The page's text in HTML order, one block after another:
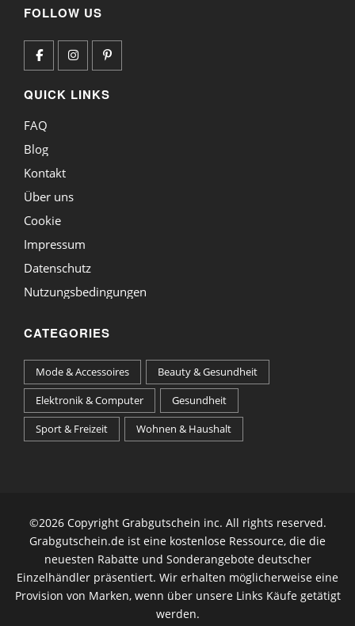
FOLLOW US
QUICK LINKS
FAQ
Blog
Kontakt
Über uns
Cookie
Impressum
Datenschutz
Nutzungsbedingungen
CATEGORIES
Mode & Accessoires
Beauty & Gesundheit
Elektronik & Computer
Gesundheit
Sport & Freizeit
Wohnen & Haushalt
©2026 Copyright Grabgutschein inc. All rights reserved.
Grabgutschein.de ist eine kostenlose Ressource, die die
neuesten Rabatte und Sonderangebote deutscher
Einzelhändler präsentiert. Wir erhalten möglicherweise eine
Provision von Marken, wenn über unsere Links Käufe getätigt
werden.